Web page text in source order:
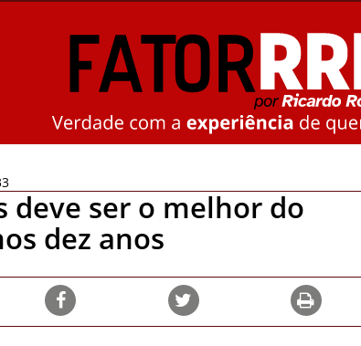
deve ser o melhor do
dez anos